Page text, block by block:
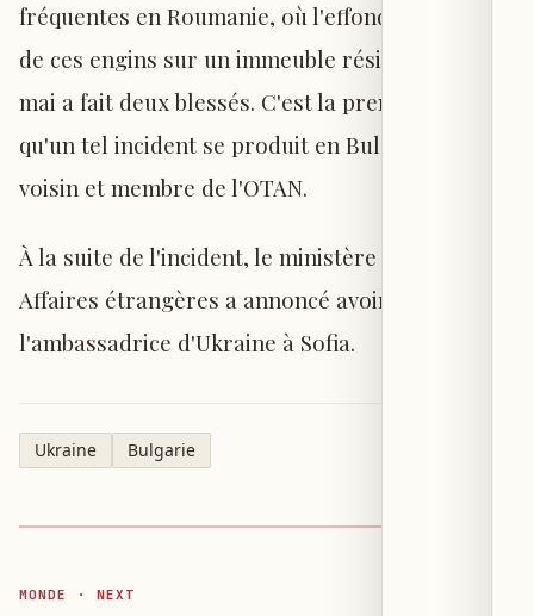
fréquentes en Roumanie, où l'effondrement d'un
de ces engins sur un immeuble résidentiel en
mai a fait deux blessés. C'est la première fois
qu'un tel incident se produit en Bulgarie, pays
voisin et membre de l'OTAN.
À la suite de l'incident, le ministère bulgare des
Affaires étrangères a annoncé avoir convoqué
l'ambassadrice d'Ukraine à Sofia.
Ukraine Bulgarie
MONDE · NEXT